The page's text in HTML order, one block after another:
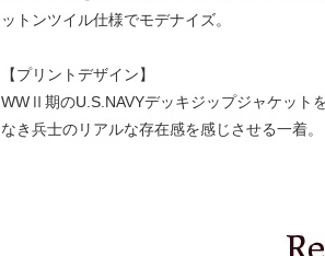
ットンツイル仕様でモデナイズ。
【プリントデザイン】
WWⅡ期のU.S.NAVYデッキジップジャケット
なき兵士のリアルな存在感を感じさせる一着。